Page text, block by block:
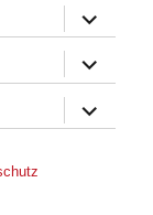
öffnen
öffnen
öffnen